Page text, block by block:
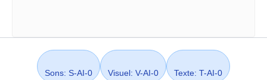
Sons: S-AI-0 Visuel: V-AI-0 Texte: T-AI-0